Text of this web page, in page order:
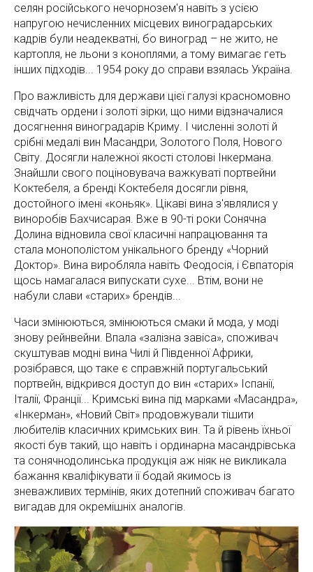
селян російського нечорнозем'я навіть з усією
напругою нечисленних місцевих виноградарських
кадрів були неадекватні, бо виноград – не жито, не
картопля, не льони з коноплями, а тому вимагає геть
інших підходів... 1954 року до справи взялась Україна.
Про важливість для держави цієї галузі красномовно
свідчать ордени і золоті зірки, що ними відзначалися
досягнення виноградарів Криму. І численні золоті й
срібні медалі вин Масандри, Золотого Поля, Нового
Світу. Досягли належної якості столові Інкермана.
Знайшли свого поціновувача важкуваті портвейни
Коктебеля, а бренді Коктебеля досягли рівня,
достойного імені «коньяк». Цікаві вина з'являлися у
виноробів Бахчисарая. Вже в 90-ті роки Сонячна
Долина відновила свої класичні напрацювання та
стала монополістом унікального бренду «Чорний
Доктор». Вина виробляла навіть Феодосія, і Євпаторія
щось намагалася випускати сухе... Втім, вони не
набули слави «старих» брендів...
Часи змінюються, змінюються смаки й мода, у моді
знову рейнвейни. Впала «залізна завіса», споживач
скуштував модні вина Чилі й Південної Африки,
розібрався, що таке є справжній португальський
портвейн, відкрився доступ до вин «старих» Іспанії,
Італії, Франції... Кримські вина під марками «Масандра»,
«Інкерман», «Новий Світ» продовжували тішити
любителів класичних кримських вин. Та й рівень їхньої
якості був такий, що навіть і ординарна масандрівська
та сонячнодолинська продукція аж ніяк не викликала
бажання кваліфікувати її бодай якимось із
зневажливих термінів, яких дотепний споживач багато
вигадав для окремішніх аналогів.